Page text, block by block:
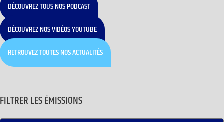
DÉCOUVREZ TOUS NOS PODCAST
DÉCOUVREZ NOS VIDÉOS YOUTUBE
RETROUVEZ TOUTES NOS ACTUALITÉS
FILTRER LES ÉMISSIONS